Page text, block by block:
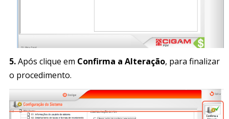
5.Após clique em Confirma a Alteração, para finalizar
o procedimento.